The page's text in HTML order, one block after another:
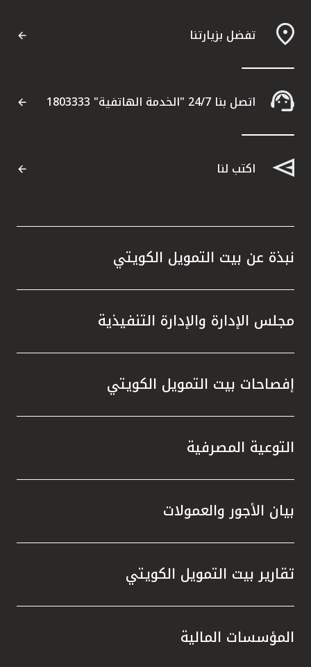
تفضل بزيارتنا
اتصل بنا 24/7 "الخدمة الهاتفية" 1803333
اكتب لنا
نبذة عن بيت التمويل الكويتي
مجلس الإدارة والإدارة التنفيذية
إفصاحات بيت التمويل الكويتي
التوعية المصرفية
بيان الأجور والعمولات
تقارير بيت التمويل الكويتي
المؤسسات المالية